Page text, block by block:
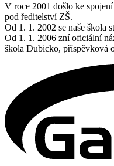
V roce 2001 došlo ke
pod ředitelství ZŠ.
Od 1. 1. 2002 se naše škola
Od 1. 1. 2006 zní oficiální
škola Dubicko, příspěvková